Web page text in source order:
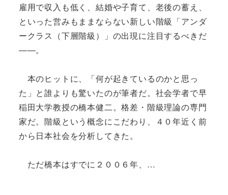
雇用で収入も低く、結婚や子育て、老後の蓄え、
といった営みもままならない新しい階級「アンダ
ークラス（下層階級）」の出現に注目するべきだ
――。
本のヒットに、「何が起きているのかと思っ
た」と誰よりも驚いたのが筆者だ。社会学者で早
稲田大学教授の橋本健二。格差・階級理論の専門
家だ。階級という概念にこだわり、４０年近く前
から日本社会を分析してきた。
ただ橋本はすでに２００６年、…